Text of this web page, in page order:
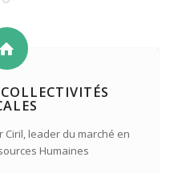
Ciril, leader du marché en
Humaines